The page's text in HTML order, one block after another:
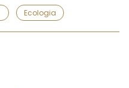
Ecologia